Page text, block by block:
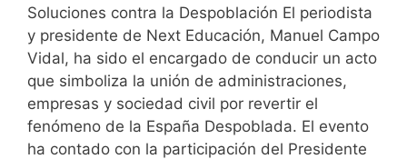
Soluciones contra la Despoblación El periodista
y presidente de Next Educación, Manuel Campo
Vidal, ha sido el encargado de conducir un acto
que simboliza la unión de administraciones,
empresas y sociedad civil por revertir el
fenómeno de la España Despoblada. El evento
ha contado con la participación del Presidente